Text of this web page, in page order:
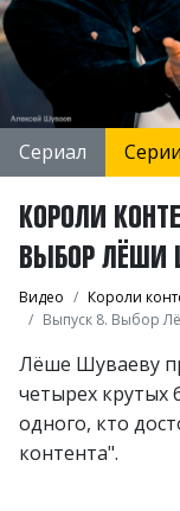
Сериал Серии
КОРОЛИ
ВЫБОР ЛЁШИ
Видео Короли
Выпуск 8. Выбор
Лёше Шуваеву
четырех крутых
одного, кто
контента".